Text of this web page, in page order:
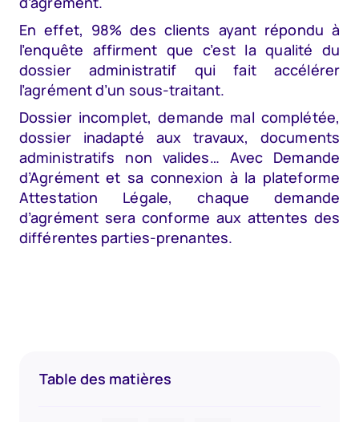
En effet, 98% des clients ayant répondu à
l’enquête affirment que c’est la qualité du
dossier administratif qui fait accélérer
l’agrément d’un sous-traitant.
Dossier incomplet, demande mal complétée,
dossier inadapté aux travaux, documents
administratifs non valides… Avec Demande
d’Agrément et sa connexion à la plateforme
Attestation Légale, chaque demande
d’agrément sera conforme aux attentes des
différentes parties-prenantes.
Table des matières